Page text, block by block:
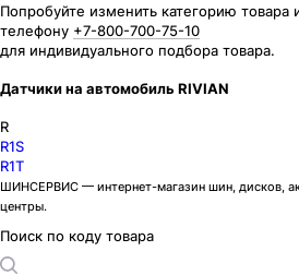
Попробуйте изменить категорию товара
телефону +7-800-700-75-10
для индивидуального подбора товара.
Датчики на автомобиль RIVIAN
R
R1S
R1T
ШИНСЕРВИС — интернет-магазин шин, дисков,
центры.
Поиск по коду товара